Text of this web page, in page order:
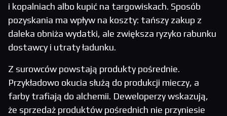
i kopalniach albo kupić na targowiskach. Sposób
pozyskania ma wpływ na koszty: tańszy zakup z
daleka obniża wydatki, ale zwiększa ryzyko rabunku
dostawcy i utraty ładunku.
Z surowców powstają produkty pośrednie.
Przykładowo okucia służą do produkcji mieczy, a
farby trafiają do alchemii. Deweloperzy wskazują,
że sprzedaż produktów pośrednich nie przyniesie